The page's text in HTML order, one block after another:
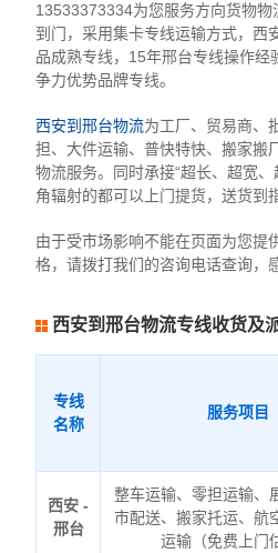
13533373334为您服务方向货物物
到门，采用集卡专线运输方式，西
品成熟专线，15年邢台专线操作经
争力优势品牌专线。
西安到邢台物流为工厂、贸易商、
担、大件运输、普快特快、搬家搬
物流服务。同时承接“超长、超宽
角辐射的都可以上门提货，送货到
由于受市场影响不能在页面为您提
格，请拨打我们的咨询电话查询，
西安到邢台物流专线收货及
专线
名称
服务项目
西安 -
邢台
整车运输、零担运输、
市配送、搬家托运、航
运输（免费上门